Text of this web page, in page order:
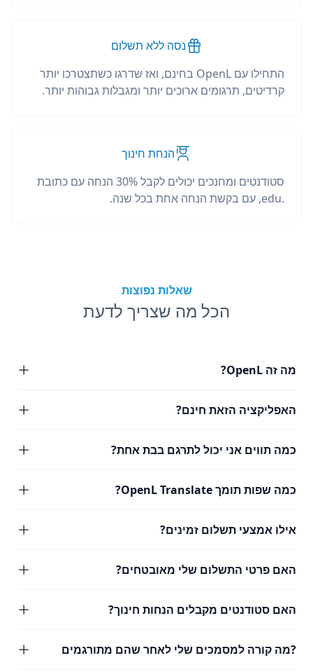
נסה ללא תשלום
התחילו עם OpenL בחינם, ואז שדרגו כשתצטרכו יותר
קרדיטים, תרגומים ארוכים יותר ומגבלות גבוהות יותר.
הנחת חינוך
סטודנטים ומחנכים יכולים לקבל 30% הנחה עם כתובת
.edu, עם בקשת הנחה אחת בכל שנה.
שאלות נפוצות
הכל מה שצריך לדעת
מה זה OpenL?
האפליקציה הזאת חינם?
כמה תווים אני יכול לתרגם בבת אחת?
כמה שפות תומך OpenL Translate?
אילו אמצעי תשלום זמינים?
האם פרטי התשלום שלי מאובטחים?
האם סטודנטים מקבלים הנחות חינוך?
?מה קורה למסמכים שלי לאחר שהם מתורגמים